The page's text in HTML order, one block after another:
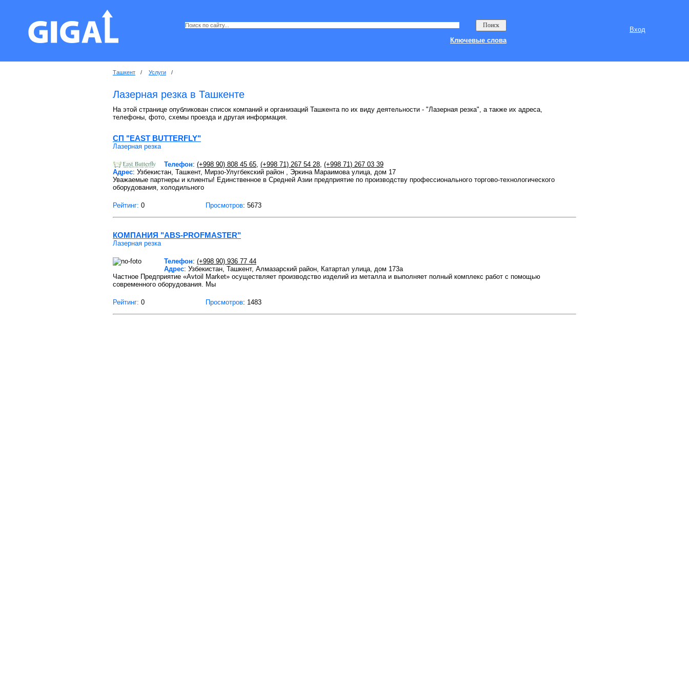
Вход
Ключевые слова
Ташкент / Услуги /
Лазерная резка в Ташкенте
На этой странице опубликован список компаний и организаций Ташкента по их виду деятельности - "Лазерная резка", а также их адреса,
телефоны, фото, схемы проезда и другая информация.
СП "EAST BUTTERFLY"
Лазерная резка
Телефон: (+998 90) 808 45 65, (+998 71) 267 54 28, (+998 71) 267 03 39
Адрес: Узбекистан, Ташкент, Мирзо-Улугбекский район , Эркина Мараимова улица, дом 17
Уважаемые партнеры и клиенты! Единственное в Средней Азии предприятие по производству профессионального торгово-технологического
оборудования, холодильного
Рейтинг: 0 Просмотров: 5673
КОМПАНИЯ "ABS-PROFMASTER"
Лазерная резка
Телефон: (+998 90) 936 77 44
Адрес: Узбекистан, Ташкент, Алмазарский район, Катартал улица, дом 173а
Частное Предприятие «Avtoil Market» осуществляет производство изделий из металла и выполняет полный комплекс работ с помощью
современного оборудования. Мы
Рейтинг: 0 Просмотров: 1483